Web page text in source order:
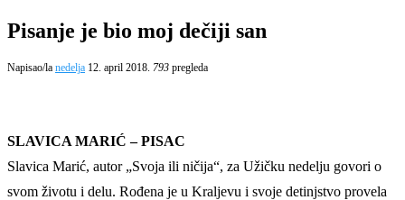
Pisanje je bio moj dečiji san
Napisao/la nedelja 12. april 2018. 793 pregleda
SLAVICA MARIĆ – PISAC
Slavica Marić, autor „Svoja ili ničija“, za Užičku nedelju govori o
svom životu i delu. Rođena je u Kraljevu i svoje detinjstvo provela